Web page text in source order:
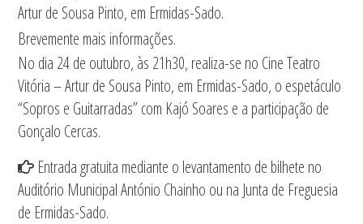
Artur de Sousa Pinto, em Ermidas-Sado.
Brevemente mais informações.
No dia 24 de outubro, às 21h30, realiza-se no Cine Teatro
Vitória – Artur de Sousa Pinto, em Ermidas-Sado, o espetáculo
“Sopros e Guitarradas” com Kajó Soares e a participação de
Gonçalo Cercas.
Entrada gratuita mediante o levantamento de bilhete no
Auditório Municipal António Chainho ou na Junta de Freguesia
de Ermidas-Sado.